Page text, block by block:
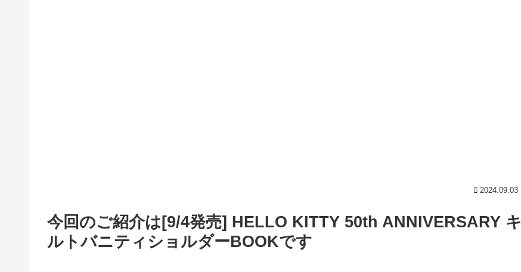
2024.09.03
今回のご紹介は[9/4発売] HELLO KITTY 50th ANNIVERSARY キ
ルトバニティショルダーBOOKです